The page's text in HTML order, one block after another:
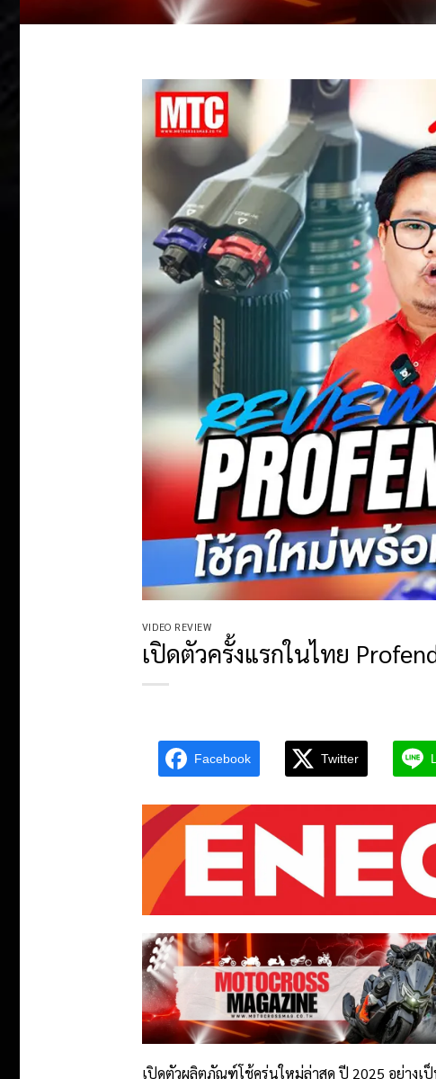
VIDEO REVIEW
เปิดตัวครั้งแรกในไทย
Facebook Twitter
เปิดตัวผลิตภัณฑ์โช้ครุ่นใหม่ล่าสุด ปี 2025 อย่างเ